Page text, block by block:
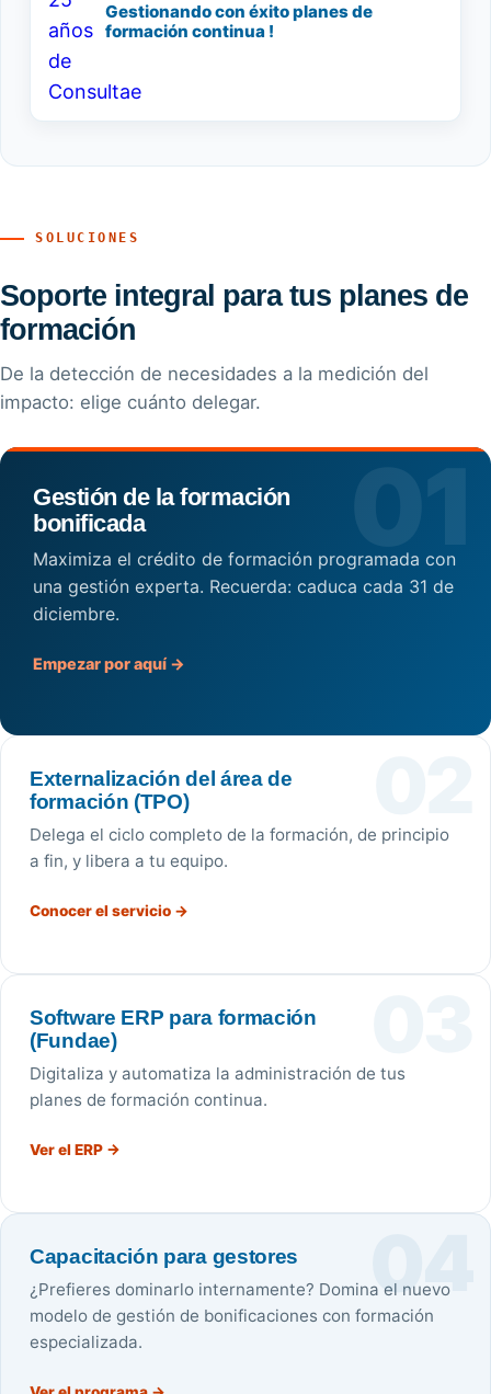
Gestionando con éxito planes de
formación continua !
SOLUCIONES
Soporte integral para tus planes de
formación
De la detección de necesidades a la medición del
impacto: elige cuánto delegar.
Gestión de la formación
bonificada
Maximiza el crédito de formación programada con
una gestión experta. Recuerda: caduca cada 31 de
diciembre.
Empezar por aquí →
Externalización del área de
formación (TPO)
Delega el ciclo completo de la formación, de principio
a fin, y libera a tu equipo.
Conocer el servicio →
Software ERP para formación
(Fundae)
Digitaliza y automatiza la administración de tus
planes de formación continua.
Ver el ERP →
04
Capacitación para gestores
¿Prefieres dominarlo internamente? Domina el nuevo
modelo de gestión de bonificaciones con formación
especializada.